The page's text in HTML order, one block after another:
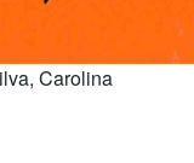
Carolina